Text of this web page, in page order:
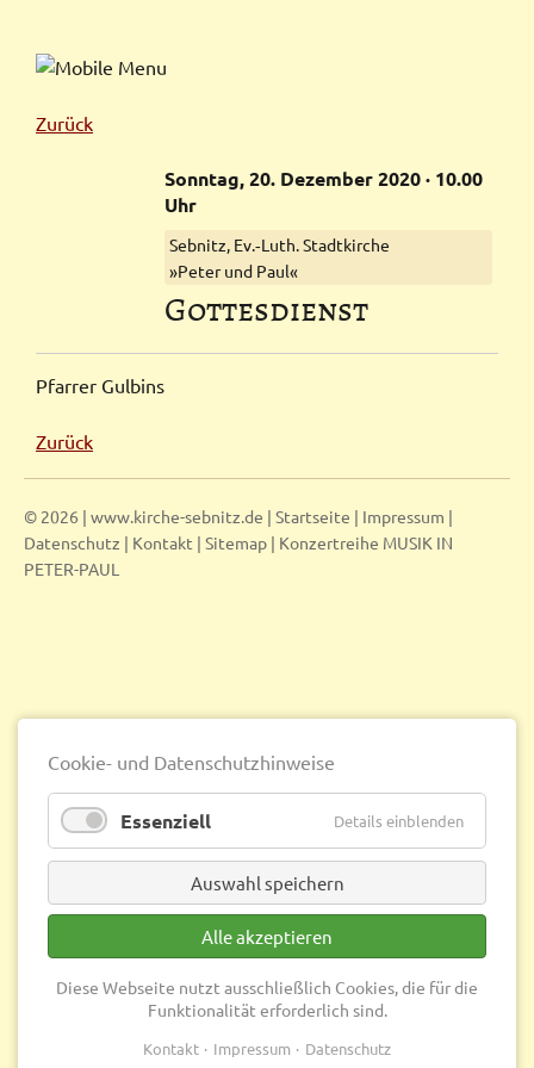
Zurück
Sonntag,20. Dezember2020· 10.00
Uhr
Sebnitz, Ev.‑Luth. Stadtkirche
»Peter und Paul«
Gottesdienst
Pfarrer Gulbins
Zurück
© 2026 | www.kirche-sebnitz.de | Startseite | Impressum |
Datenschutz | Kontakt | Sitemap | Konzertreihe MUSIK IN
PETER-PAUL
Cookie- und Datenschutzhinweise
Essenziell Details einblenden
Auswahl speichern
Alle akzeptieren
Diese Webseite nutzt ausschließlich Cookies, die für die
Funktionalität erforderlich sind.
Kontakt Impressum Datenschutz